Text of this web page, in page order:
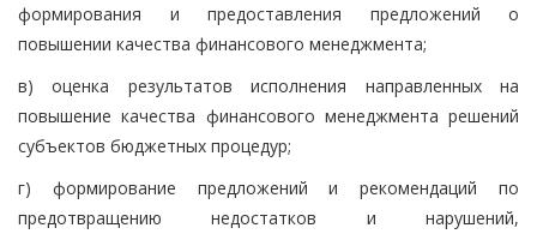
формирования и предоставления предложений о
повышении качества финансового менеджмента;
в) оценка результатов исполнения направленных на
повышение качества финансового менеджмента решений
субъектов бюджетных процедур;
г) формирование предложений и рекомендаций по
предотвращению недостатков и нарушений,